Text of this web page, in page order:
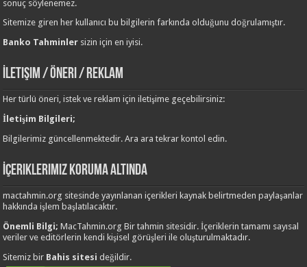
sonuç söylenemez.
Sitemize giren her kullanıcı bu bilgilerin farkında olduğunu doğrulamıştır.
Banko Tahminler sizin için en iyisi.
İletişim / Öneri / Reklam
Her türlü öneri, istek ve reklam için iletişime geçebilirsiniz:
İletişim Bilgileri;
Bilgilerimiz güncellenmektedir. Ara ara tekrar kontol edin.
İçeriklerimiz Koruma Altında
mactahmin.org sitesinde yayınlanan içerikleri kaynak belirtmeden paylaşanlar
hakkında işlem başlatılacaktır.
Önemli Bilgi;MacTahmin.org Bir tahmin sitesidir. İçeriklerin tamamı sayısal
veriler ve editörlerin kendi kişisel görüşleri ile oluşturulmaktadır.
Sitemiz bir Bahis sitesi değildir.